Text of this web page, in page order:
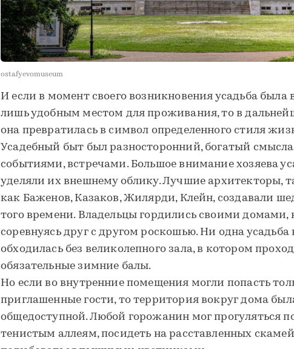
ostafyevomuseum
И если в момент своего возникновения усадьба была
лишь удобным местом для проживания, то в
она превратилась в символ определенного стиля
Усадебный быт был разносторонний, богатый
событиями, встречами. Большое внимание хозяева
уделяли их внешнему облику. Лучшие архитекторы,
как Баженов, Казаков, Жилярди, Клейн, создавали
того времени. Владельцы гордились своими домами,
соревнуясь друг с другом роскошью. Ни одна усадьба
обходилась без великолепного зала, в котором
обязательные зимние балы.
Но если во внутренние помещения могли попасть
приглашенные гости, то территория вокруг дома
общедоступной. Любой горожанин мог прогуляться
тенистым аллеям, посидеть на расставленных